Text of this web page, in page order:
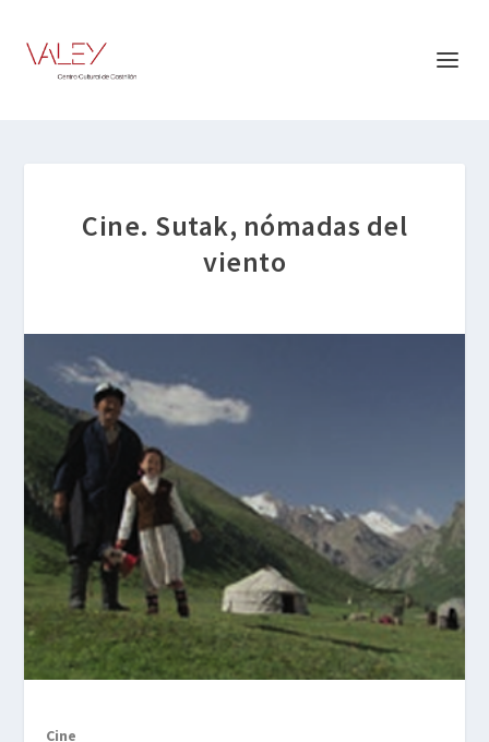
Cine. Sutak, nómadas del
viento
Cine